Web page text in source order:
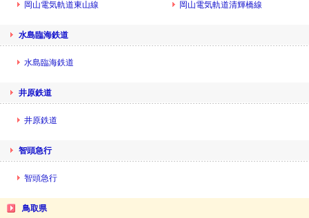
岡山電気軌道東山線 岡山電気軌道清輝橋線
水島臨海鉄道
水島臨海鉄道
井原鉄道
井原鉄道
智頭急行
智頭急行
鳥取県